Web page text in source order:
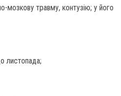
мозкову травму, контузію; у його
листопада;